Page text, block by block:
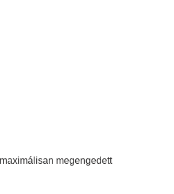
megengedett